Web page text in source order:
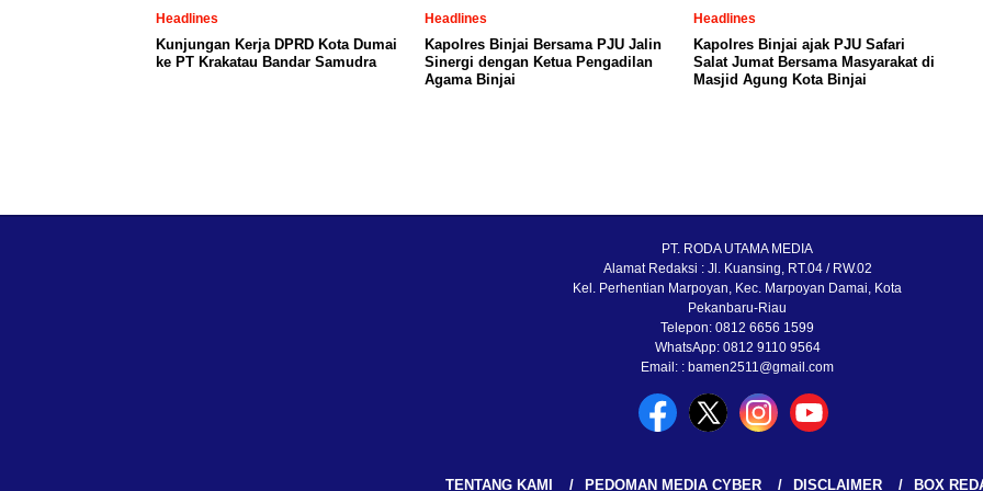
Headlines
Kunjungan Kerja DPRD Kota Dumai
ke PT Krakatau Bandar Samudra
Headlines
Kapolres Binjai Bersama PJU Jalin
Sinergi dengan Ketua Pengadilan
Agama Binjai
Headlines
Kapolres Binjai ajak PJU Safari
Salat Jumat Bersama Masyarakat di
Masjid Agung Kota Binjai
PT. RODA UTAMA MEDIA
Alamat Redaksi : Jl. Kuansing, RT.04 / RW.02
Kel. Perhentian Marpoyan, Kec. Marpoyan Damai, Kota
Pekanbaru-Riau
Telepon: 0812 6656 1599
WhatsApp: 0812 9110 9564
Email: : bamen2511@gmail.com
TENTANG KAMI PEDOMAN MEDIA CYBER DISCLAIMER BOX